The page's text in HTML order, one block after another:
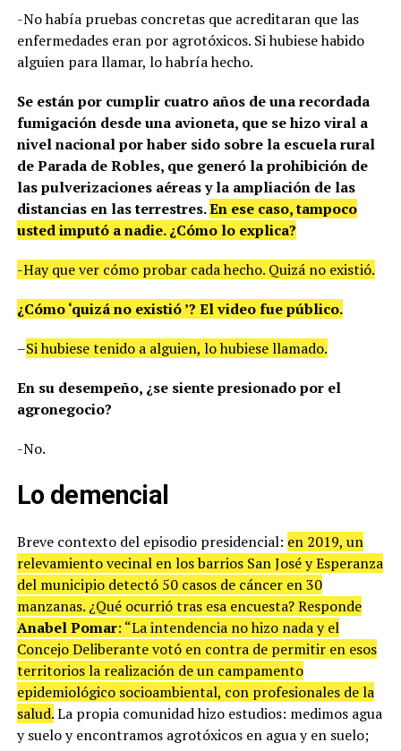
-No había pruebas concretas que acreditaran que las
enfermedades eran por agrotóxicos. Si hubiese habido
alguien para llamar, lo habría hecho.
Se están por cumplir cuatro años de una recordada
fumigación desde una avioneta, que se hizo viral a
nivel nacional por haber sido sobre la escuela rural
de Parada de Robles, que generó la prohibición de
las pulverizaciones aéreas y la ampliación de las
distancias en las terrestres.En ese caso, tampoco
usted imputó a nadie. ¿Cómo lo explica?
-Hay que ver cómo probar cada hecho. Quizá no existió.
¿Cómo ‘quizá no existió ’? El video fue público.
–Si hubiese tenido a alguien, lo hubiese llamado.
En su desempeño, ¿se siente presionado por el
agronegocio?
-No.
Lo demencial
Breve contexto del episodio presidencial: en 2019, un
relevamiento vecinal en los barrios San José y Esperanza
del municipio detectó 50 casos de cáncer en 30
manzanas. ¿Qué ocurrió tras esa encuesta? Responde
Anabel Pomar: “La intendencia no hizo nada y el
Concejo Deliberante votó en contra de permitir en esos
territorios la realización de un campamento
epidemiológico socioambiental, con profesionales de la
salud.La propia comunidad hizo estudios: medimos agua
y suelo y encontramos agrotóxicos en agua y en suelo;